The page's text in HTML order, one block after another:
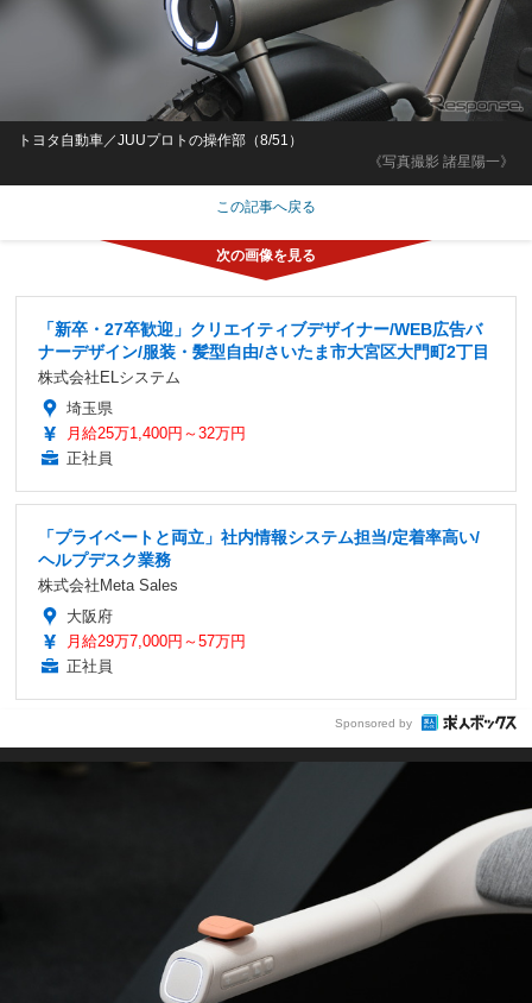
《写真撮影 諸星陽一》
トヨタ自動車／JUUプロトの操作部（8/51）
この記事へ戻る
「新卒・27卒歓迎」クリエイティブデザイナー/WEB広告バ
ナーデザイン/服装・髪型自由/さいたま市大宮区大門町2丁目
株式会社ELシステム
埼玉県
月給25万1,400円～32万円
正社員
「プライベートと両立」社内情報システム担当/定着率高い/
ヘルプデスク業務
株式会社Meta Sales
大阪府
月給29万7,000円～57万円
正社員
Sponsored by